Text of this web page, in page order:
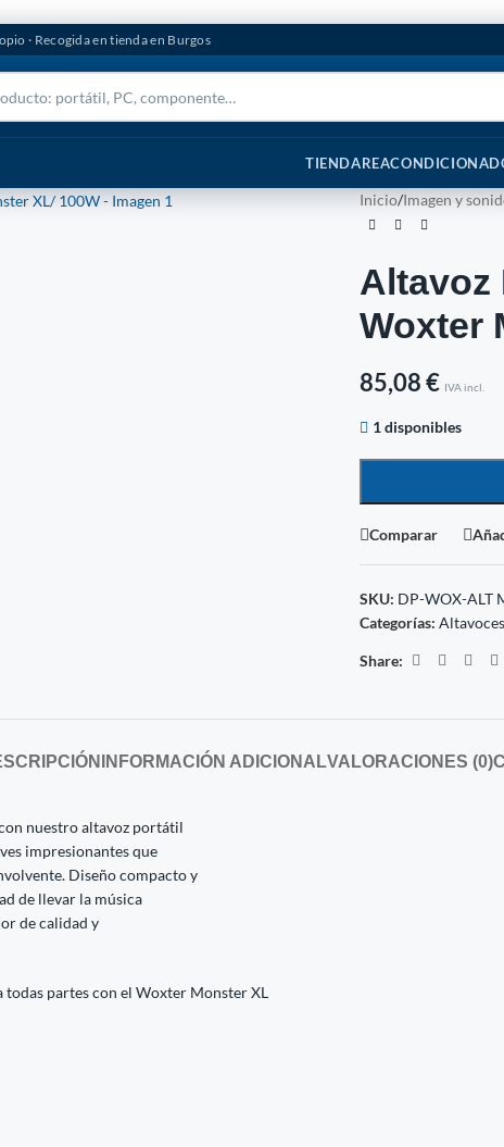
· Recogida en tienda en Burgos
TIENDA
Inicio/Imagen y
Altavoz
Woxter
85,08€ IVA incl.
1 disponibles
Comparar
SKU: DP-WOX-ALT
Categorías: Altavoces
Share:
INFORMACIÓN ADICIONALVALORACIONES (0)
nuestro altavoz portátil
impresionantes que
Diseño compacto y
de llevar la música
de calidad y
todas partes con el Woxter Monster XL